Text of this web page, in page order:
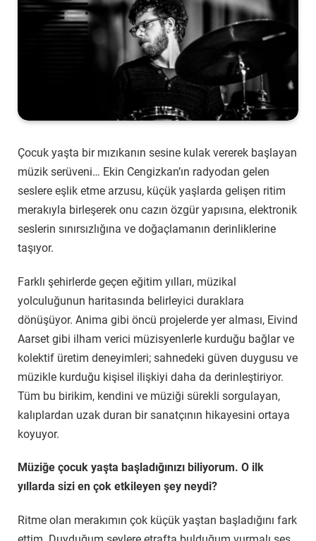
Çocuk yaşta bir mızıkanın sesine kulak vererek başlayan
müzik serüveni… Ekin Cengizkan’ın radyodan gelen
seslere eşlik etme arzusu, küçük yaşlarda gelişen ritim
merakıyla birleşerek onu cazın özgür yapısına, elektronik
seslerin sınırsızlığına ve doğaçlamanın derinliklerine
taşıyor.
Farklı şehirlerde geçen eğitim yılları, müzikal
yolculuğunun haritasında belirleyici duraklara
dönüşüyor. Anima gibi öncü projelerde yer alması, Eivind
Aarset gibi ilham verici müzisyenlerle kurduğu bağlar ve
kolektif üretim deneyimleri; sahnedeki güven duygusu ve
müzikle kurduğu kişisel ilişkiyi daha da derinleştiriyor.
Tüm bu birikim, kendini ve müziği sürekli sorgulayan,
kalıplardan uzak duran bir sanatçının hikayesini ortaya
koyuyor.
Müziğe çocuk yaşta başladığınızı biliyorum. O ilk
yıllarda sizi en çok etkileyen şey neydi?
Ritme olan merakımın çok küçük yaştan başladığını fark